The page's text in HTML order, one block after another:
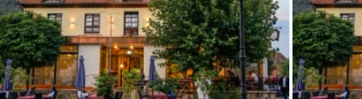
vom